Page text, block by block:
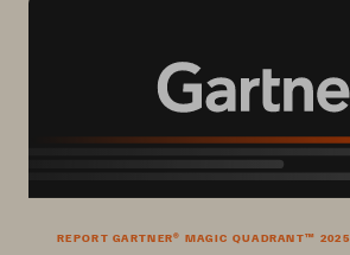
REPORT GARTNER® MAGIC QUADRANT™ 2025